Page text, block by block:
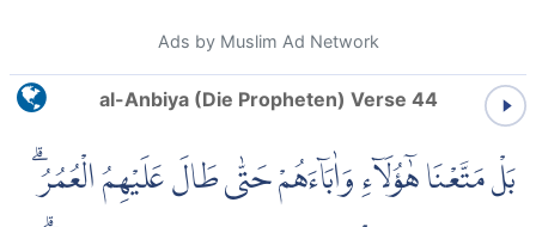
Ads by Muslim Ad Network
al-Anbiya (Die Propheten) Verse 44
بَلْ مَتَّعْنَا هٰٓؤُلَاۤءِ وَاٰبَاۤءَهُمْ حَتّٰى طَالَ عَلَيْهِمُ الْعُمُرُۗ